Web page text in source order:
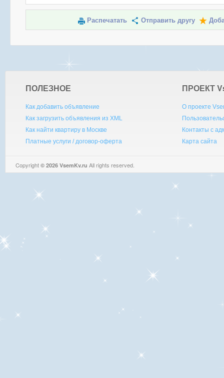
Распечатать Отправить другу
ПОЛЕЗНОЕ
Как добавить объявление
Как загрузить объявления из XML
Как найти квартиру в Москве
Платные услуги / договор-оферта
ПРОЕКТ V
О проекте
Контакты с
Карта сайта
Copyright © 2026 VsemKv.ru All rights reserved.